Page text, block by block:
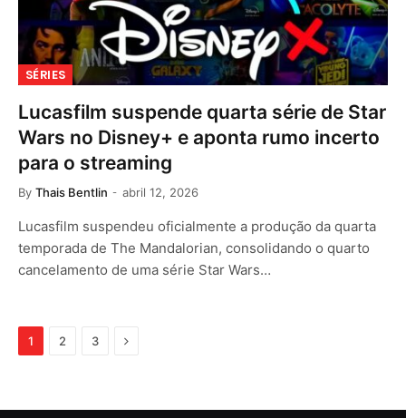
SÉRIES
Lucasfilm suspende quarta série de Star
Wars no Disney+ e aponta rumo incerto
para o streaming
By Thais Bentlin abril 12, 2026
Lucasfilm suspendeu oficialmente a produção da quarta
temporada de The Mandalorian, consolidando o quarto
cancelamento de uma série Star Wars…
1 2 3 Next